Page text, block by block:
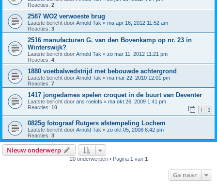
Reacties: 2
2587 WO2 verwoeste brug
Laatste bericht door Arnold Tak « ma apr 16, 2012 11:52 am
Reacties: 3
2516 manufacturen G. van den Bovenkamp op nr. 23 in
Winterswijk?
Laatste bericht door Arnold Tak « zo mar 11, 2012 11:21 pm
Reacties: 4
1880 voetbalwedstrijd met bebouwde achtergrond
Laatste bericht door Arnold Tak « ma mar 22, 2010 12:01 pm
Reacties: 7
1417 jongedames spelen croquet in de buurt van Deventer
Laatste bericht door ans roelofs « ma okt 26, 2009 1:41 pm
Reacties: 10 1 2
0825g fotograaf Rutgers afstempeling Lochem
Laatste bericht door Arnold Tak « zo okt 05, 2008 8:42 pm
Reacties: 3
Nieuw onderwerp
20 onderwerpen • Pagina 1 van 1
Ga naar